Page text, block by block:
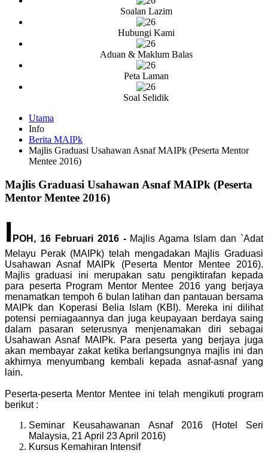
Soalan Lazim
Hubungi Kami
Aduan & Maklum Balas
Peta Laman
Soal Selidik
Utama
Info
Berita MAIPk
Majlis Graduasi Usahawan Asnaf MAIPk (Peserta Mentor
Mentee 2016)
Majlis Graduasi Usahawan Asnaf MAIPk (Peserta
Mentor Mentee 2016)
I POH, 16 Februari 2016 - Majlis Agama Islam dan `Adat
Melayu Perak (MAIPk) telah mengadakan Majlis Graduasi
Usahawan Asnaf MAIPk (Peserta Mentor Mentee 2016).
Majlis graduasi ini merupakan satu pengiktirafan kepada
para peserta Program Mentor Mentee 2016 yang berjaya
menamatkan tempoh 6 bulan latihan dan pantauan bersama
MAIPk dan Koperasi Belia Islam (KBI). Mereka ini dilihat
potensi perniagaannya dan juga keupayaan berdaya saing
dalam pasaran seterusnya menjenamakan diri sebagai
Usahawan Asnaf MAIPk. Para peserta yang berjaya juga
akan membayar zakat ketika berlangsungnya majlis ini dan
akhirnya menyumbang kembali kepada asnaf-asnaf yang
lain.
Peserta-peserta Mentor Mentee ini telah mengikuti program
berikut :
Seminar Keusahawanan Asnaf 2016 (Hotel Seri
Malaysia, 21 April 23 April 2016)
Kursus Kemahiran Intensif